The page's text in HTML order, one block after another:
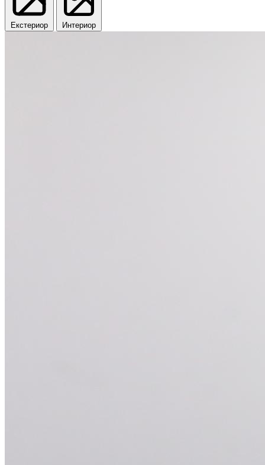
Екстериор Интериор